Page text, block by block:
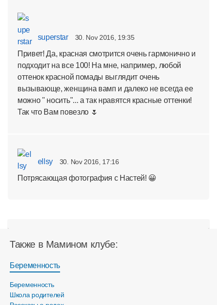
superstar 30. Nov 2016, 19:35
Привет! Да, красная смотрится очень гармонично и
подходит на все 100! На мне, например, любой
оттенок красной помады выглядит очень
вызывающе, женщина вамп и далеко не всегда ее
можно " носить"... а так нравятся красные оттенки!
Так что Вам повезло 🌷
ellsy 30. Nov 2016, 17:16
Потрясающая фотография с Настей! 😀
Также в Мамином клубе:
Беременность
Беременность
Школа родителей